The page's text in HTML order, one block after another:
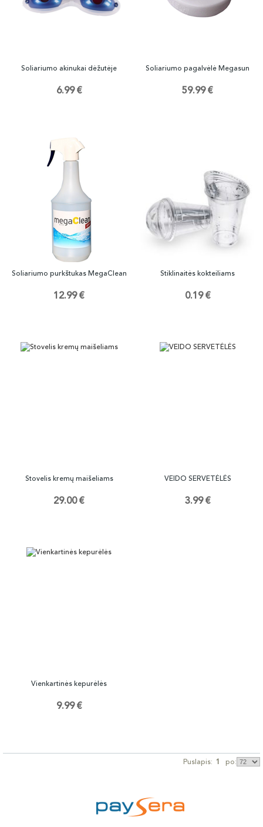
Soliariumo akinukai dėžutėje
6.99 €
Soliariumo pagalvėlė Megasun
59.99 €
Soliariumo purkštukas MegaClean
12.99 €
Stiklinaitės kokteiliams
0.19 €
Stovelis kremų maišeliams
29.00 €
VEIDO SERVETĖLĖS
3.99 €
Vienkartinės kepurėlės
9.99 €
Puslapis: 1 po: